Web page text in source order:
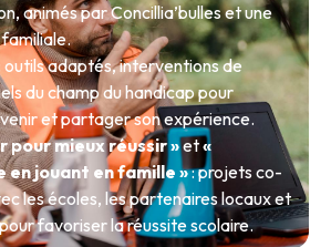
animés par Concillia’bulles et une
outils adaptés, interventions de
du champ du handicap pour
et partager son expérience.
pour mieux réussir »et«
en jouant en famille »: projets co-
les écoles, les partenaires locaux et
favoriser la réussite scolaire.